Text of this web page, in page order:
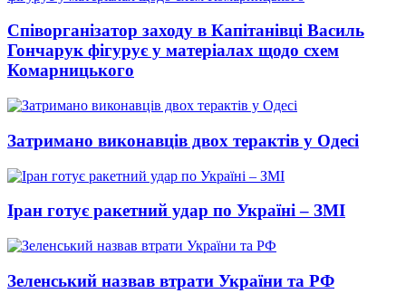
Співорганізатор заходу в Капітанівці Василь
Гончарук фігурує у матеріалах щодо схем
Комарницького
Затримано виконавців двох терактів у Одесі
Іран готує ракетний удар по Україні – ЗМІ
Зеленський назвав втрати України та РФ